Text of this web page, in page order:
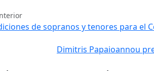
de sopranos y tenores para el
Dimitris Papaioannou